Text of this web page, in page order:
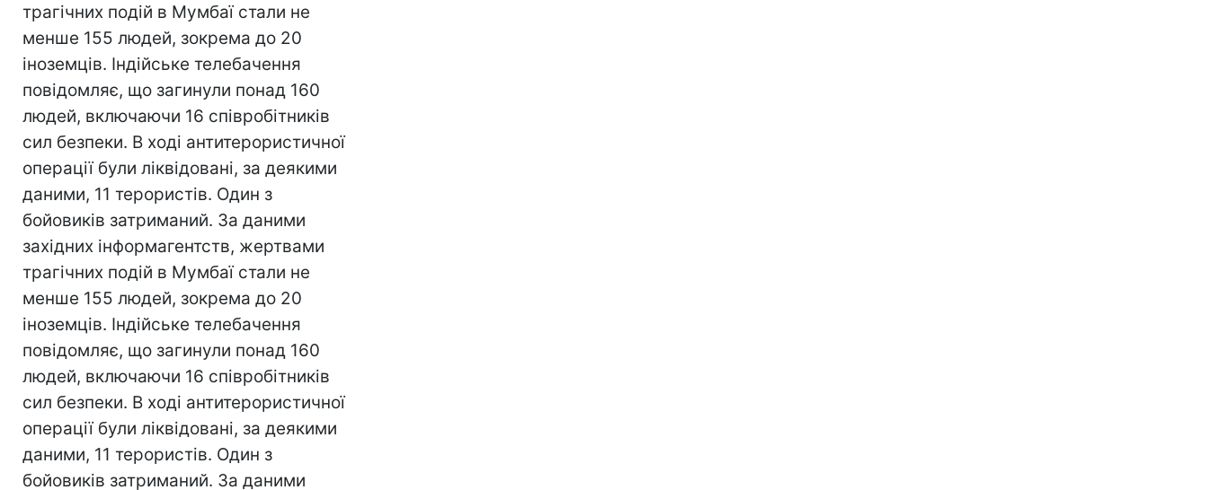
трагічних подій в Мумбаї стали не
менше 155 людей, зокрема до 20
іноземців. Індійське телебачення
повідомляє, що загинули понад 160
людей, включаючи 16 співробітників
сил безпеки. В ході антитерористичної
операції були ліквідовані, за деякими
даними, 11 терористів. Один з
бойовиків затриманий. За даними
західних інформагентств, жертвами
трагічних подій в Мумбаї стали не
менше 155 людей, зокрема до 20
іноземців. Індійське телебачення
повідомляє, що загинули понад 160
людей, включаючи 16 співробітників
сил безпеки. В ході антитерористичної
операції були ліквідовані, за деякими
даними, 11 терористів. Один з
бойовиків затриманий. За даними